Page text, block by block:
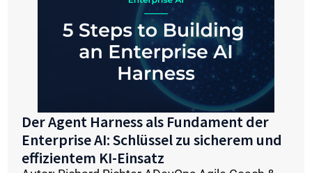
Der Agent Harness als Fundament der
Enterprise AI: Schlüssel zu sicherem und
effizientem KI-Einsatz